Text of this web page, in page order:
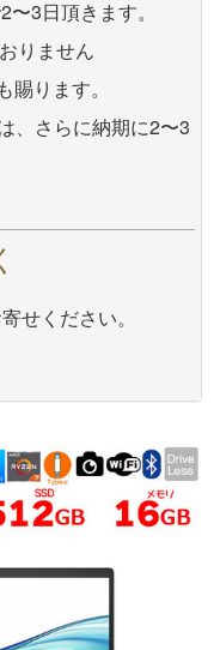
3日頂きます。
りません
ります。
、さらに納期に2〜3
せください。